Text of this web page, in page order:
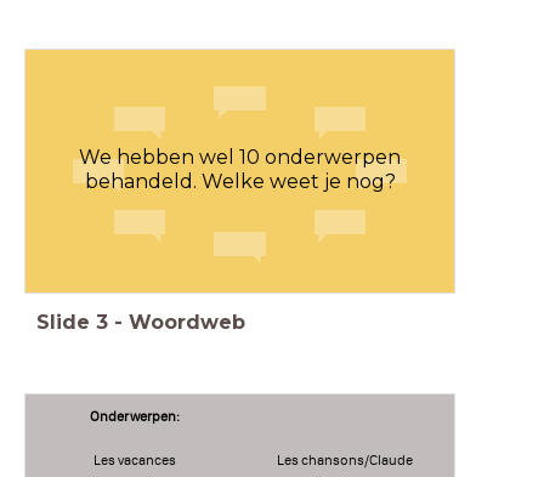
We hebben wel 10 onderwerpen
behandeld. Welke weet je nog?
Slide 3 - Woordweb
Onderwerpen:
Les vacances
Les chansons/Claude